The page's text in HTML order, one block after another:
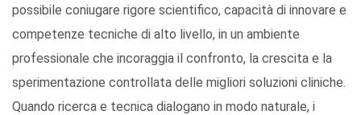
possibile coniugare rigore scientifico, capacità di innovare e
competenze tecniche di alto livello, in un ambiente
professionale che incoraggia il confronto, la crescita e la
sperimentazione controllata delle migliori soluzioni cliniche.
Quando ricerca e tecnica dialogano in modo naturale, i